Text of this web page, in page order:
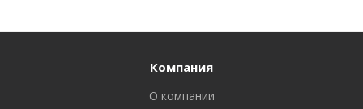
Компания
О компании